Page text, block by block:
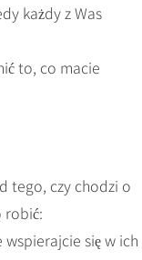
każdy z Was
to, co macie
tego, czy chodzi o
robić:
się w ich